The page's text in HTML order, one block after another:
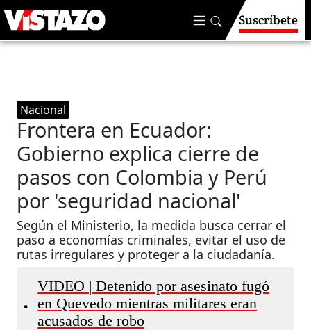
Suscríbete
Nacional
Frontera en Ecuador:
Gobierno explica cierre de
pasos con Colombia y Perú
por 'seguridad nacional'
Según el Ministerio, la medida busca cerrar el
paso a economías criminales, evitar el uso de
rutas irregulares y proteger a la ciudadanía.
•
VIDEO | Detenido por asesinato fugó
en Quevedo mientras militares eran
acusados de robo